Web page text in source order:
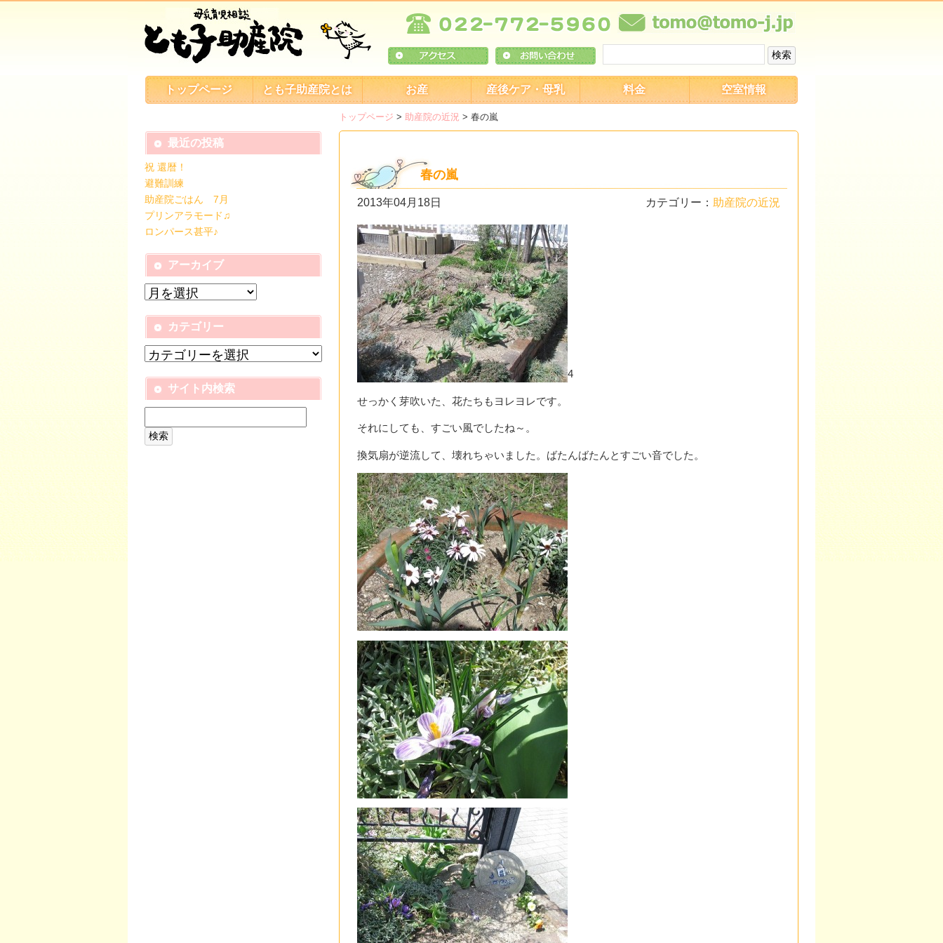
トップページ とも子助産院とは お産 産後ケア・母乳 料金 空室情報
トップページ > 助産院の近況 > 春の嵐
春の嵐
2013年04月18日 カテゴリー： 助産院の近況
4
せっかく芽吹いた、花たちもヨレヨレです。
それにしても、すごい風でしたね～。
換気扇が逆流して、壊れちゃいました。ばたんばたんとすごい音でした。
最近の投稿
祝 還暦！
避難訓練
助産院ごはん 7月
プリンアラモード♫
ロンパース甚平♪
アーカイブ
カテゴリー
サイト内検索